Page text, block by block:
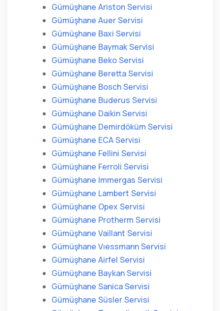
Gümüşhane Ariston Servisi
Gümüşhane Auer Servisi
Gümüşhane Baxi Servisi
Gümüşhane Baymak Servisi
Gümüşhane Beko Servisi
Gümüşhane Beretta Servisi
Gümüşhane Bosch Servisi
Gümüşhane Buderus Servisi
Gümüşhane Daikin Servisi
Gümüşhane Demirdöküm Servisi
Gümüşhane ECA Servisi
Gümüşhane Fellini Servisi
Gümüşhane Ferroli Servisi
Gümüşhane Immergas Servisi
Gümüşhane Lambert Servisi
Gümüşhane Opex Servisi
Gümüşhane Protherm Servisi
Gümüşhane Vaillant Servisi
Gümüşhane Vıessmann Servisi
Gümüşhane Airfel Servisi
Gümüşhane Baykan Servisi
Gümüşhane Sanica Servisi
Gümüşhane Süsler Servisi